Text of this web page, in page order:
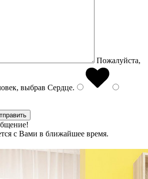
Пожалуйста,
выбрав Сердце.
с Вами в ближайшее время.